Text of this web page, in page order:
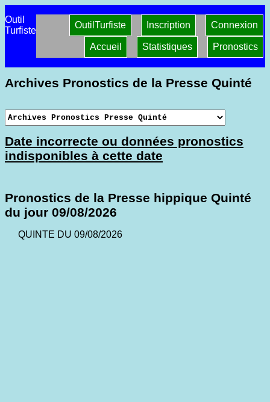
Outil
Turfiste
Connexion
Inscription
OutilTurfiste
Pronostics
Statistiques
Accueil
Archives Pronostics de la Presse Quinté
Date incorrecte ou données pronostics
indisponibles à cette date
Pronostics de la Presse hippique Quinté
du jour 09/08/2026
QUINTE DU 09/08/2026